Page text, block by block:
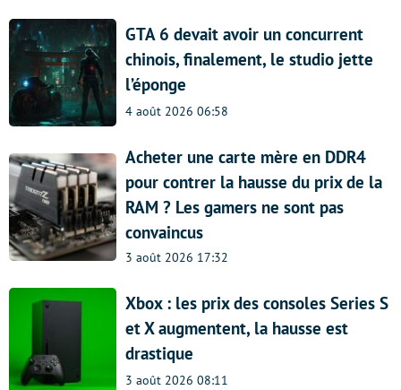
GTA 6 devait avoir un concurrent
chinois, finalement, le studio jette
l’éponge
4 août 2026 06:58
Acheter une carte mère en DDR4
pour contrer la hausse du prix de la
RAM ? Les gamers ne sont pas
convaincus
3 août 2026 17:32
Xbox : les prix des consoles Series S
et X augmentent, la hausse est
drastique
3 août 2026 08:11